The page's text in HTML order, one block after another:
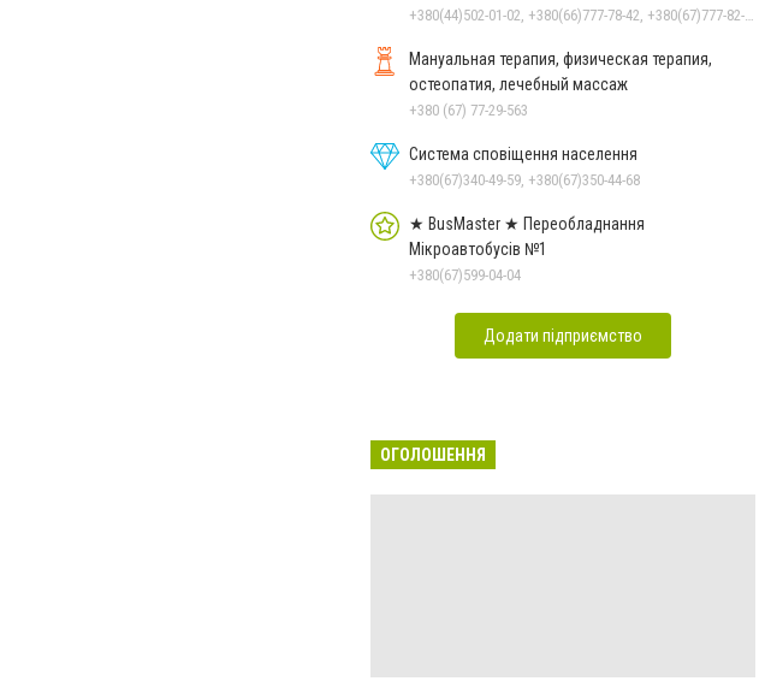
Мануальная терапия, физическая терапия,
остеопатия, лечебный массаж
+380 (67) 77-29-563
Система сповіщення населення
+380(67)340-49-59, +380(67)350-44-68
★ BusMaster ★ Переобладнання
Мікроавтобусів №1
+380(67)599-04-04
Додати підприємство
ОГОЛОШЕННЯ